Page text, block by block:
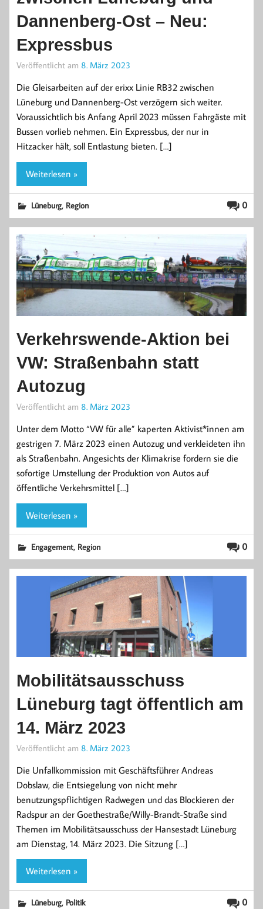
Dannenberg-Ost – Neu:
Expressbus
Veröffentlicht am 8. März 2023
Die Gleisarbeiten auf der erixx Linie RB32 zwischen
Lüneburg und Dannenberg-Ost verzögern sich weiter.
Voraussichtlich bis Anfang April 2023 müssen Fahrgäste mit
Bussen vorlieb nehmen. Ein Expressbus, der nur in
Hitzacker hält, soll Entlastung bieten. […]
Weiterlesen »
0
Lüneburg, Region
Verkehrswende-Aktion bei
VW: Straßenbahn statt
Autozug
Veröffentlicht am 8. März 2023
Unter dem Motto “VW für alle” kaperten Aktivist*innen am
gestrigen 7. März 2023 einen Autozug und verkleideten ihn
als Straßenbahn. Angesichts der Klimakrise fordern sie die
sofortige Umstellung der Produktion von Autos auf
öffentliche Verkehrsmittel […]
Weiterlesen »
0
Engagement, Region
Mobilitätsausschuss
Lüneburg tagt öffentlich am
14. März 2023
Veröffentlicht am 8. März 2023
Die Unfallkommission mit Geschäftsführer Andreas
Dobslaw, die Entsiegelung von nicht mehr
benutzungspflichtigen Radwegen und das Blockieren der
Radspur an der Goethestraße/Willy-Brandt-Straße sind
Themen im Mobilitätsausschuss der Hansestadt Lüneburg
am Dienstag, 14. März 2023. Die Sitzung […]
Weiterlesen »
0
Lüneburg, Politik